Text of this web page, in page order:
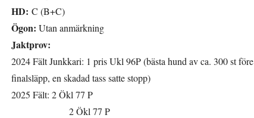
HD: C (B+C)
Ögon: Utan anmärkning
Jaktprov:
2024 Fält Junkkari: 1 pris Ukl 96P (bästa hund av ca. 300 st före
finalsläpp, en skadad tass satte stopp)
2025 Fält: 2 Ökl 77 P
2 Ökl 77 P